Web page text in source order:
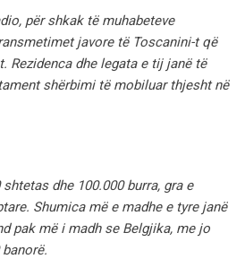
për shkak të muhabeteve
javore të Toscanini-t që
Rezidenca dhe legata e tij janë të
shërbimi të mobiluar thjesht në
dhe 100.000 burra, gra e
Shumica më e madhe e tyre janë
pak më i madh se Belgjika, me jo